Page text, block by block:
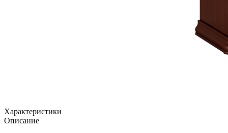
Характеристики
Описание